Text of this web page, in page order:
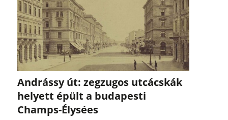
Andrássy út: zegzugos utcácskák
helyett épült a budapesti
Champs-Élysées